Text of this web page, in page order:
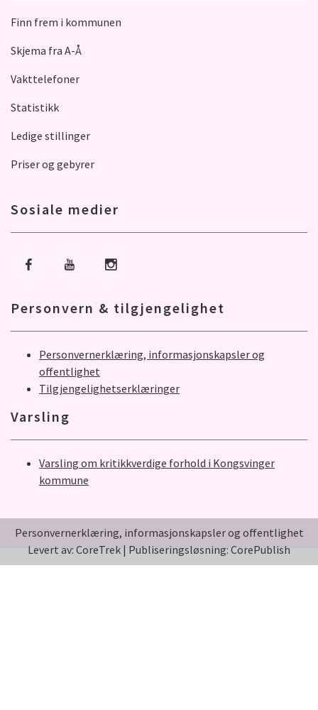
Finn frem i kommunen
Skjema fra A-Å
Vakttelefoner
Statistikk
Ledige stillinger
Priser og gebyrer
Sosiale medier
Gå til Facebook
Gå til YoutubeGå til Instagram
Personvern & tilgjengelighet
Personvernerklæring, informasjonskapsler og
offentlighet
Tilgjengelighetserklæringer
Varsling
Varsling om kritikkverdige forhold i Kongsvinger
kommune
Personvernerklæring, informasjonskapsler og offentlighet
Levert av: CoreTrek | Publiseringsløsning: CorePublish